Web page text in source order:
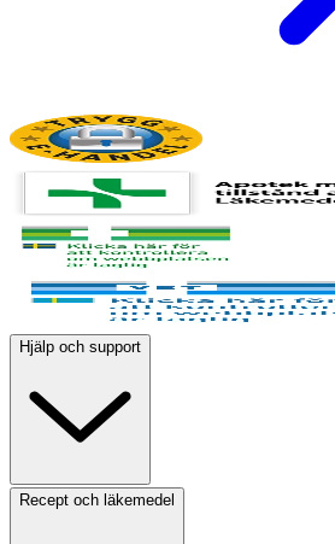
Hjälp och support
Recept och läkemedel